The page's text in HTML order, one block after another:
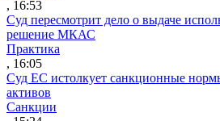
, 16:53
Суд пересмотрит дело о выдаче
решение МКАС
Практика
, 16:05
Суд ЕС истолкует санкционные
активов
Санкции